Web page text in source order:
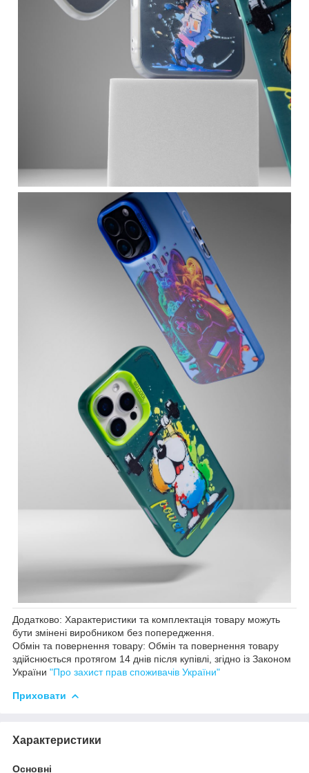
Додатково: Характеристики та комплектація товару можуть
бути змінені виробником без попередження.
Обмін та повернення товару: Обмін та повернення товару
здійснюється протягом 14 днів після купівлі, згідно із Законом
України "Про захист прав споживачів України"
Приховати
Характеристики
Основні